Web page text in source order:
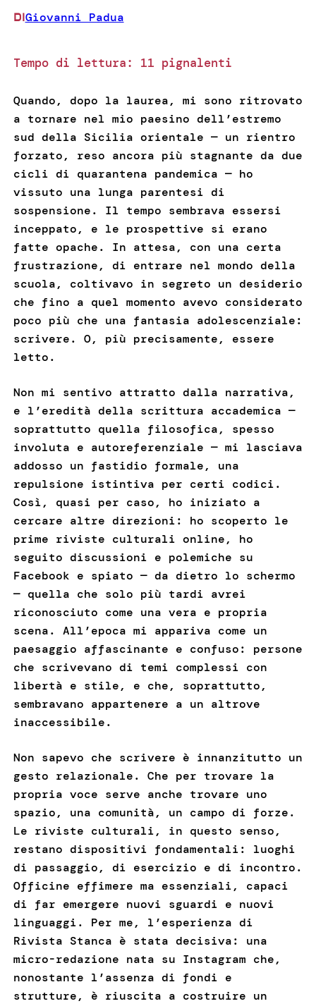
DIGiovanni Padua
Tempo di lettura: 11 pignalenti
Quando, dopo la laurea, mi sono ritrovato
a tornare nel mio paesino dell’estremo
sud della Sicilia orientale — un rientro
forzato, reso ancora più stagnante da due
cicli di quarantena pandemica — ho
vissuto una lunga parentesi di
sospensione. Il tempo sembrava essersi
inceppato, e le prospettive si erano
fatte opache. In attesa, con una certa
frustrazione, di entrare nel mondo della
scuola, coltivavo in segreto un desiderio
che fino a quel momento avevo considerato
poco più che una fantasia adolescenziale:
scrivere. O, più precisamente, essere
letto.
Non mi sentivo attratto dalla narrativa,
e l’eredità della scrittura accademica —
soprattutto quella filosofica, spesso
involuta e autoreferenziale — mi lasciava
addosso un fastidio formale, una
repulsione istintiva per certi codici.
Così, quasi per caso, ho iniziato a
cercare altre direzioni: ho scoperto le
prime riviste culturali online, ho
seguito discussioni e polemiche su
Facebook e spiato — da dietro lo schermo
— quella che solo più tardi avrei
riconosciuto come una vera e propria
scena. All’epoca mi appariva come un
paesaggio affascinante e confuso: persone
che scrivevano di temi complessi con
libertà e stile, e che, soprattutto,
sembravano appartenere a un altrove
inaccessibile.
Non sapevo che scrivere è innanzitutto un
gesto relazionale. Che per trovare la
propria voce serve anche trovare uno
spazio, una comunità, un campo di forze.
Le riviste culturali, in questo senso,
restano dispositivi fondamentali: luoghi
di passaggio, di esercizio e di incontro.
Officine effimere ma essenziali, capaci
di far emergere nuovi sguardi e nuovi
linguaggi. Per me, l’esperienza di
Rivista Stanca è stata decisiva: una
micro-redazione nata su Instagram che,
nonostante l’assenza di fondi e
strutture, è riuscita a costruire un